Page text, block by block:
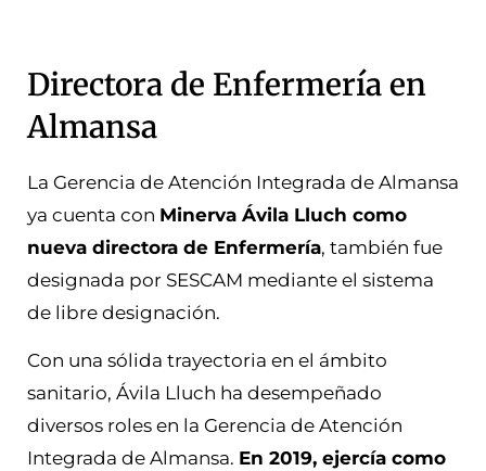
Directora de Enfermería en
Almansa
La Gerencia de Atención Integrada de Almansa
ya cuenta con Minerva Ávila Lluch como
nueva directora de Enfermería, también fue
designada por SESCAM mediante el sistema
de libre designación.
Con una sólida trayectoria en el ámbito
sanitario, Ávila Lluch ha desempeñado
diversos roles en la Gerencia de Atención
Integrada de Almansa. En 2019, ejercía como